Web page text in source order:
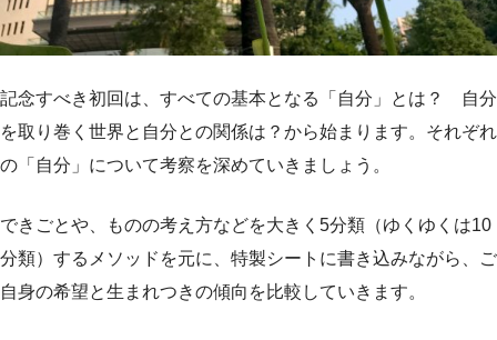
記念すべき初回は、すべての基本となる「自分」とは？ 自分
を取り巻く世界と自分との関係は？から始まります。それぞれ
の「自分」について考察を深めていきましょう。
できごとや、ものの考え方などを大きく5分類（ゆくゆくは10
分類）するメソッドを元に、特製シートに書き込みながら、ご
自身の希望と生まれつきの傾向を比較していきます。